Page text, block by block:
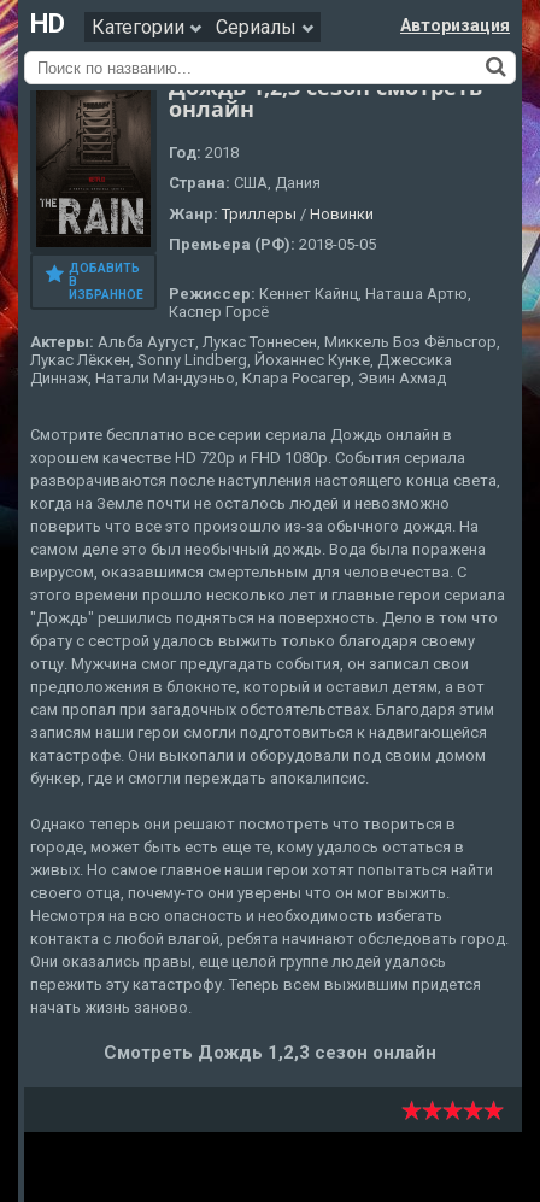
HD Категории Сериалы Авторизация
ДОБАВИТЬ
В
ИЗБРАННОЕ
Дождь 1,2,3 сезон смотреть
онлайн
Год: 2018
Страна: США, Дания
Жанр: Триллеры / Новинки
Премьера (РФ): 2018-05-05
Режиссер: Кеннет Кайнц, Наташа Артю,
Каспер Горсё
Актеры: Альба Аугуст, Лукас Тоннесен, Миккель Боэ Фёльсгор,
Лукас Лёккен, Sonny Lindberg, Йоханнес Кунке, Джессика
Диннаж, Натали Мандуэньо, Клара Росагер, Эвин Ахмад
Смотрите бесплатно все серии сериала Дождь онлайн в
хорошем качестве HD 720p и FHD 1080p. События сериала
разворачиваются после наступления настоящего конца света,
когда на Земле почти не осталось людей и невозможно
поверить что все это произошло из-за обычного дождя. На
самом деле это был необычный дождь. Вода была поражена
вирусом, оказавшимся смертельным для человечества. С
этого времени прошло несколько лет и главные герои сериала
"Дождь" решились подняться на поверхность. Дело в том что
брату с сестрой удалось выжить только благодаря своему
отцу. Мужчина смог предугадать события, он записал свои
предположения в блокноте, который и оставил детям, а вот
сам пропал при загадочных обстоятельствах. Благодаря этим
записям наши герои смогли подготовиться к надвигающейся
катастрофе. Они выкопали и оборудовали под своим домом
бункер, где и смогли переждать апокалипсис.
Однако теперь они решают посмотреть что твориться в
городе, может быть есть еще те, кому удалось остаться в
живых. Но самое главное наши герои хотят попытаться найти
своего отца, почему-то они уверены что он мог выжить.
Несмотря на всю опасность и необходимость избегать
контакта с любой влагой, ребята начинают обследовать город.
Они оказались правы, еще целой группе людей удалось
пережить эту катастрофу. Теперь всем выжившим придется
начать жизнь заново.
Смотреть Дождь 1,2,3 сезон онлайн